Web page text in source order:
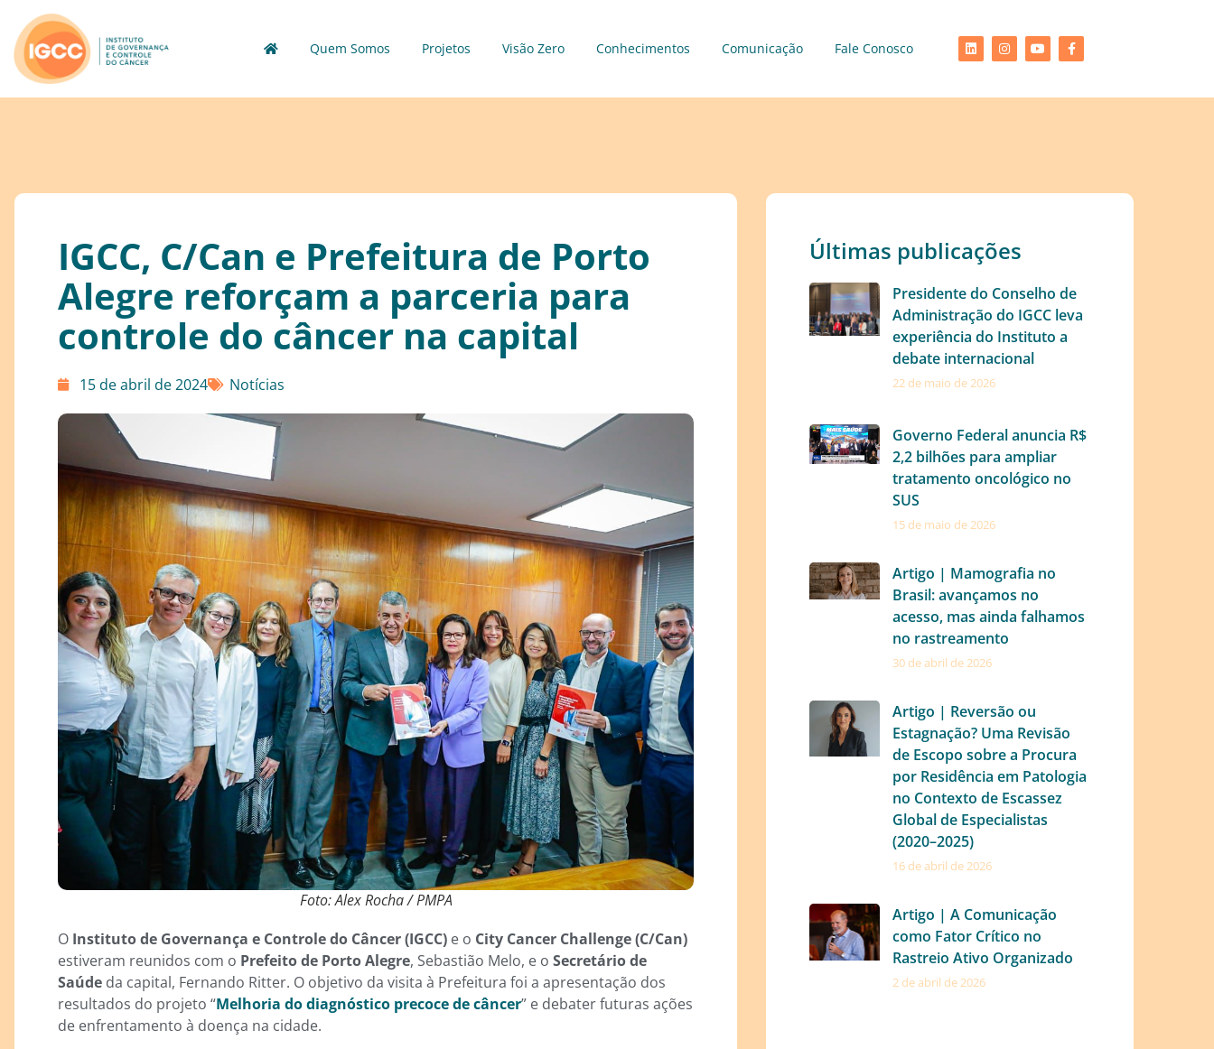
Quem Somos Projetos Visão Zero Conhecimentos Comunicação Fale Conosco
IGCC, C/Can e Prefeitura de Porto
Alegre reforçam a parceria para
controle do câncer na capital
15 de abril de 2024 Notícias
Foto: Alex Rocha / PMPA
O Instituto de Governança e Controle do Câncer (IGCC) e o City Cancer Challenge (C/Can)
estiveram reunidos com o Prefeito de Porto Alegre, Sebastião Melo, e o Secretário de
Saúde da capital, Fernando Ritter. O objetivo da visita à Prefeitura foi a apresentação dos
resultados do projeto “Melhoria do diagnóstico precoce de câncer” e debater futuras ações
de enfrentamento à doença na cidade.
Últimas publicações
Presidente do Conselho de
Administração do IGCC leva
experiência do Instituto a
debate internacional
22 de maio de 2026
Governo Federal anuncia R$
2,2 bilhões para ampliar
tratamento oncológico no
SUS
15 de maio de 2026
Artigo | Mamografia no
Brasil: avançamos no
acesso, mas ainda falhamos
no rastreamento
30 de abril de 2026
Artigo | Reversão ou
Estagnação? Uma Revisão
de Escopo sobre a Procura
por Residência em Patologia
no Contexto de Escassez
Global de Especialistas
(2020–2025)
16 de abril de 2026
Artigo | A Comunicação
como Fator Crítico no
Rastreio Ativo Organizado
2 de abril de 2026